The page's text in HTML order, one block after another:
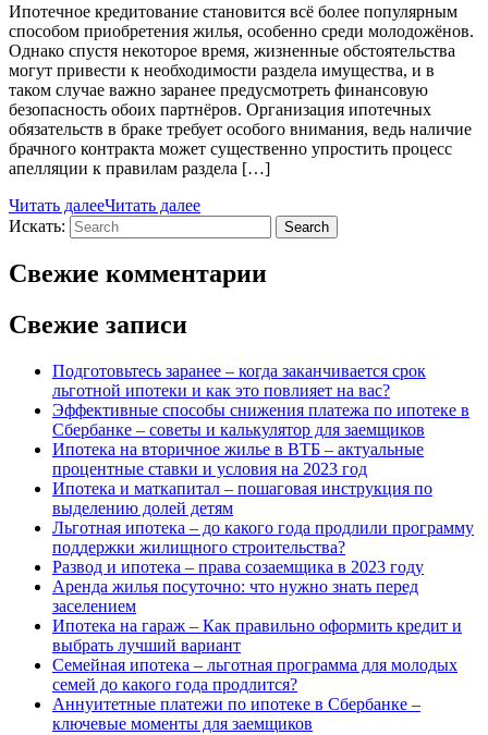
Ипотечное кредитование становится всё более популярным
способом приобретения жилья, особенно среди молодожёнов.
Однако спустя некоторое время, жизненные обстоятельства
могут привести к необходимости раздела имущества, и в
таком случае важно заранее предусмотреть финансовую
безопасность обоих партнёров. Организация ипотечных
обязательств в браке требует особого внимания, ведь наличие
брачного контракта может существенно упростить процесс
апелляции к правилам раздела […]
Читать далееЧитать далее
Искать:
Search
Свежие комментарии
Свежие записи
Подготовьтесь заранее – когда заканчивается срок
льготной ипотеки и как это повлияет на вас?
Эффективные способы снижения платежа по ипотеке в
Сбербанке – советы и калькулятор для заемщиков
Ипотека на вторичное жилье в ВТБ – актуальные
процентные ставки и условия на 2023 год
Ипотека и маткапитал – пошаговая инструкция по
выделению долей детям
Льготная ипотека – до какого года продлили программу
поддержки жилищного строительства?
Развод и ипотека – права созаемщика в 2023 году
Аренда жилья посуточно: что нужно знать перед
заселением
Ипотека на гараж – Как правильно оформить кредит и
выбрать лучший вариант
Семейная ипотека – льготная программа для молодых
семей до какого года продлится?
Аннуитетные платежи по ипотеке в Сбербанке –
ключевые моменты для заемщиков